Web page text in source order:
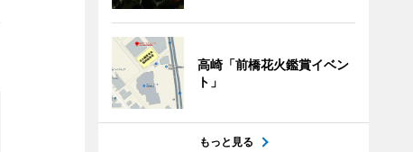
高崎「前橋花火鑑賞イベン
ト」
もっと見る